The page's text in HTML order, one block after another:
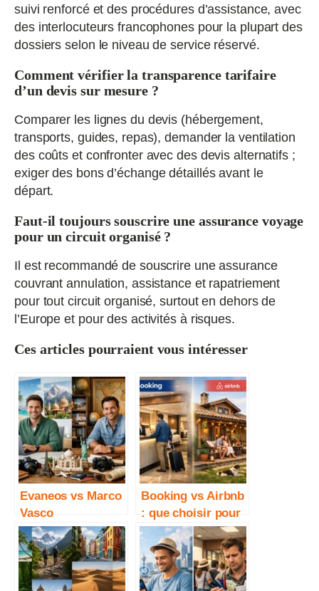
suivi renforcé et des procédures d’assistance, avec
des interlocuteurs francophones pour la plupart des
dossiers selon le niveau de service réservé.
Comment vérifier la transparence tarifaire
d’un devis sur mesure ?
Comparer les lignes du devis (hébergement,
transports, guides, repas), demander la ventilation
des coûts et confronter avec des devis alternatifs ;
exiger des bons d’échange détaillés avant le
départ.
Faut-il toujours souscrire une assurance voyage
pour un circuit organisé ?
Il est recommandé de souscrire une assurance
couvrant annulation, assistance et rapatriement
pour tout circuit organisé, surtout en dehors de
l’Europe et pour des activités à risques.
Ces articles pourraient vous intéresser
Evaneos vs Marco
Vasco
Booking vs Airbnb
: que choisir pour
voyager ?